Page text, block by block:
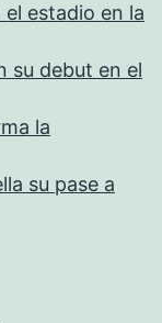
estadio en la
su debut en el
la
su pase a